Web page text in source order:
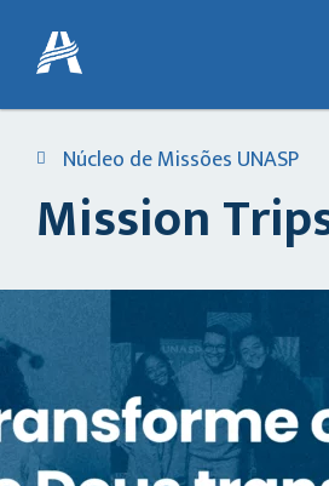
Núcleo de Missões UNASP
Mission